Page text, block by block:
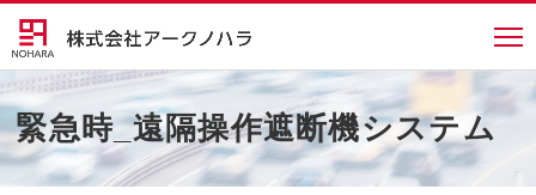
緊急時_遠隔操作遮断機システム